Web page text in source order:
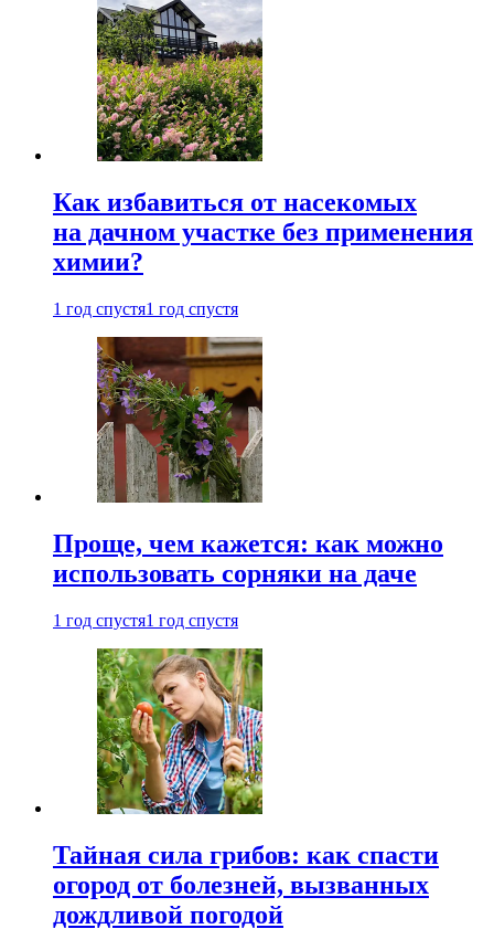
Как избавиться от насекомых
на дачном участке без применения
химии?
1 год спустя1 год спустя
Проще, чем кажется: как можно
использовать сорняки на даче
1 год спустя1 год спустя
Тайная сила грибов: как спасти
огород от болезней, вызванных
дождливой погодой